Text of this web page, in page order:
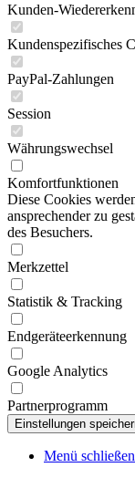
Kunden-
Kundenspezifisches
PayPal-Zahlungen
Session
Währungswechsel
Komfortfunktionen
Diese Cookies
ansprechender zu
des Besuchers.
Merkzettel
Statistik & Tracking
Endgeräteerkennung
Google Analytics
Partnerprogramm
Menü schließen